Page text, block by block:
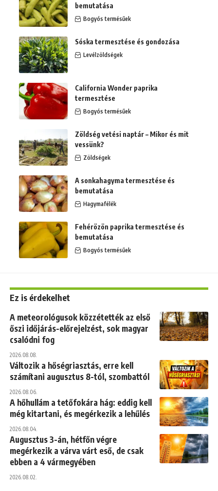
bemutatása
Bogyós termésűek
Sóska termesztése és gondozása
Levélzöldségek
California Wonder paprika
termesztése
Bogyós termésűek
Zöldség vetési naptár – Mikor és mit
vessünk?
Zöldségek
A sonkahagyma termesztése és
bemutatása
Hagymafélék
Fehérözön paprika termesztése és
bemutatása
Bogyós termésűek
Ez is érdekelhet
A meteorológusok közzétették az első
őszi időjárás-előrejelzést, sok magyar
csalódni fog
2026.08.08.
Változik a hőségriasztás, erre kell
számítani augusztus 8-tól, szombattól
2026.08.06.
A hőhullám a tetőfokára hág: eddig kell
még kitartani, és megérkezik a lehűlés
2026.08.04.
Augusztus 3-án, hétfőn végre
megérkezik a várva várt eső, de csak
ebben a 4 vármegyében
2026.08.02.